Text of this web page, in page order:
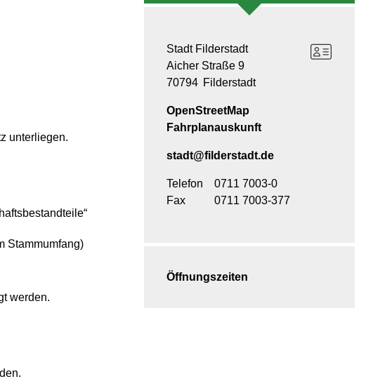
unterliegen.
Stammumfang)
werden.
Stadt Filderstadt
Aicher Straße 9
70794 Filderstadt
OpenStreetMap
Fahrplanauskunft
stadt@filderstadt.de
Telefon
0711 7003-0
Fax
0711 7003-377
Öffnungszeiten